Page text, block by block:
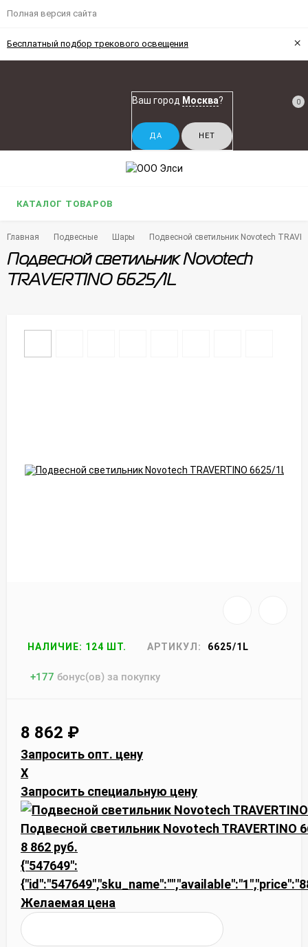
Полная версия сайта
Бесплатный подбор трекового освещения ×
Ваш город Москва? 0
КАТАЛОГ ТОВАРОВ
Главная Подвесные Шары Подвесной светильник Novotech
Подвесной светильник Novotech
TRAVERTINO 6625/1L
НАЛИЧИЕ: 124 ШТ. АРТИКУЛ: 6625/1L
+177 бонус(ов) за покупку
8 862 ₽
Запросить опт. цену
X
Запросить специальную цену
Подвесной светильник Novotech TRAVERTINO
8 862 руб.
{"547649":
Желаемая цена